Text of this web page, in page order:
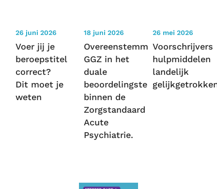
26 juni 2026
Voer jij je
beroepstitel
correct?
Dit moet je
weten
18 juni 2026
Overeenstemming
GGZ in het
duale
beoordelingsteam
binnen de
Zorgstandaard
Acute
Psychiatrie.
26 mei 2026
Voorschrijvers
hulpmiddelen
landelijk